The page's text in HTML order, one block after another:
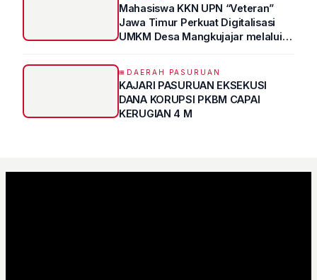
Mahasiswa KKN UPN “Veteran”
Jawa Timur Perkuat Digitalisasi
UMKM Desa Mangkujajar melalui
DAERAH PASURUAN
KAJARI PASURUAN EKSEKUSI
DANA KORUPSI PKBM CAPAI
KERUGIAN 4 M